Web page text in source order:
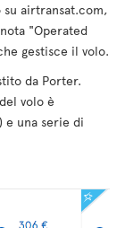
airtransat.com,
"Operated
gestisce il volo.
da Porter.
volo è
e una serie di